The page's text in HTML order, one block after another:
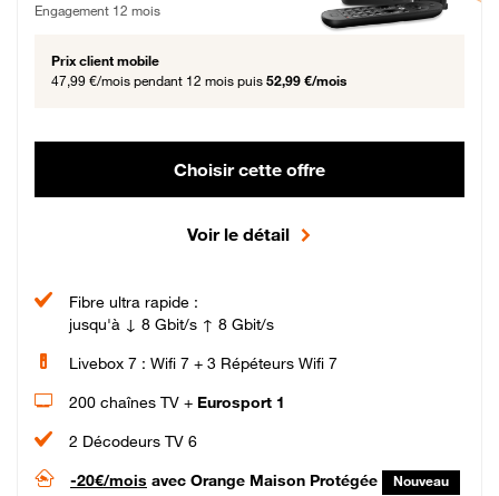
Engagement 12 mois
Prix client mobile
47,99 €/mois pendant 12 mois puis 52,99 €/mois
Choisir cette offre
Voir le détail
Fibre ultra rapide :
jusqu'à ↓ 8 Gbit/s ↑ 8 Gbit/s
Livebox 7 : Wifi 7 + 3 Répéteurs Wifi 7
200 chaînes TV + Eurosport 1
2 Décodeurs TV 6
-20€/mois avec Orange Maison Protégée Nouveau